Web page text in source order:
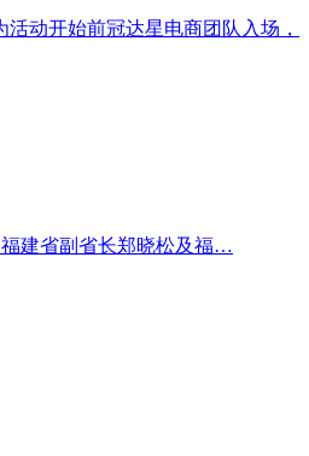
动开始前冠达星电商团队入场，
福建省副省长郑晓松及福…